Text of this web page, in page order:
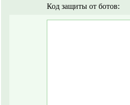
Код защиты от ботов: